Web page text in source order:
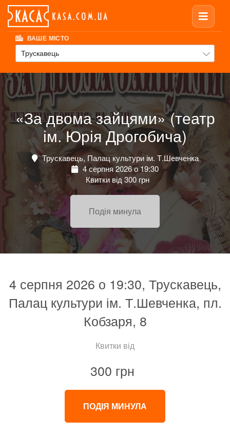
ВАШЕ МІСТО
Трускавець
«За двома зайцями» (театр
ім. Юрія Дрогобича)
Трускавець, Палац культури ім. Т.Шевченка
4 серпня 2026 о 19:30
Квитки від 300 грн
Подія минула
4 серпня 2026 о 19:30, Трускавець,
Палац культури ім. Т.Шевченка, пл.
Кобзаря, 8
Квитки від
300 грн
ПОДІЯ МИНУЛА